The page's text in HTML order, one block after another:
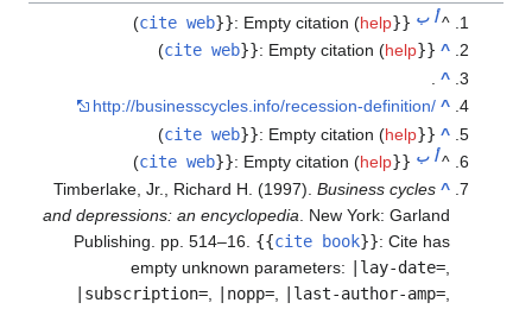
^أ ب {{
cite web}}: Empty citation (help
)
^
{{
cite web}}: Empty citation (help
)
^
^
http://businesscycles.info/recession-definition/
^
{{
cite web}}: Empty citation (help
)
^أ ب {{
cite web}}: Empty citation (help
)
^
Timberlake, Jr., Richard H. (1997).Business cycles
and depressions: an encyclopedia. New York: Garland
Publishing. pp. 514–16. {{cite book}}:Cite has
empty unknown parameters:
|lay-date=,
|subscription=, |nopp=, |last-author-amp=,